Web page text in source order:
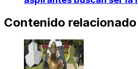
Contenido relacionado